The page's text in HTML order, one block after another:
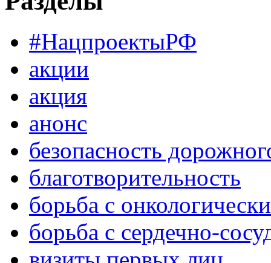
#НацпроектыРФ
акции
акция
анонс
безопасность
благотворительность
борьба с
борьба с сердечно-